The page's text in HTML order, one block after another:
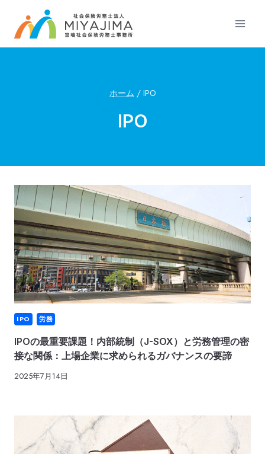
ス
ホーム / IPO
IPO
IPO 労務
IPOの最重要課題！内部統制（J-SOX）と労務管理の密
接な関係：上場企業に求められるガバナンスの要諦
2025年7月14日